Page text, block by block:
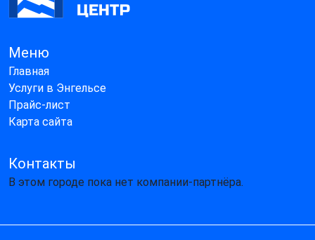
Меню
Главная
Услуги в Энгельсе
Прайс-лист
Карта сайта
Контакты
В этом городе пока нет компании-партнёра.